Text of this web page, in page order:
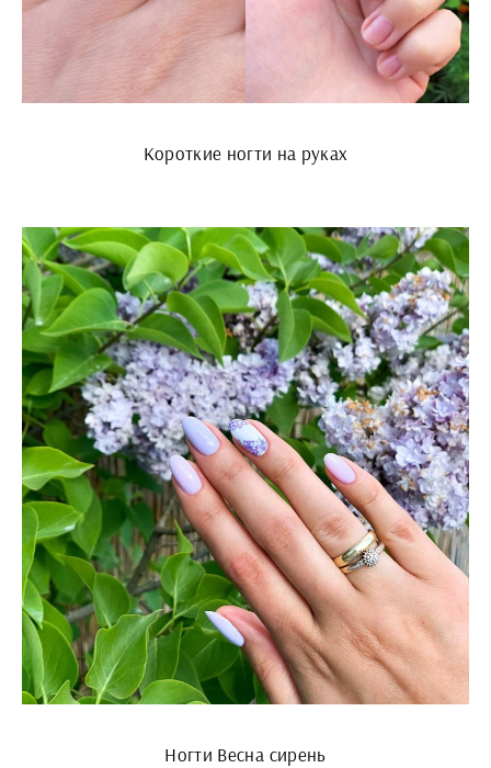
Короткие ногти на руках
Ногти Весна сирень